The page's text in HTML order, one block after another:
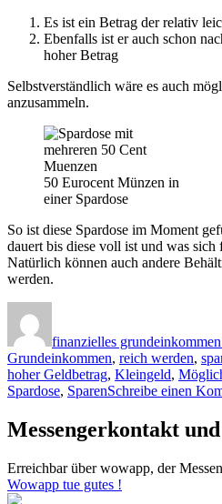
Es ist ein Betrag der relativ
Ebenfalls ist er auch schon
hoher Betrag
Selbstverständlich wäre es auch
anzusammeln.
50 Eurocent Münzen in
einer Spardose
So ist diese Spardose im Moment
dauert bis diese voll ist und was sich
Natürlich können auch andere
werden.
finanzielles grundeinkommen
Grundeinkommen, reich werden,
hoher Geldbetrag, Kleingeld,
Spardose, SparenSchreibe einen
Messengerkontakt
Erreichbar über wowapp, der
Wowapp tue gutes !